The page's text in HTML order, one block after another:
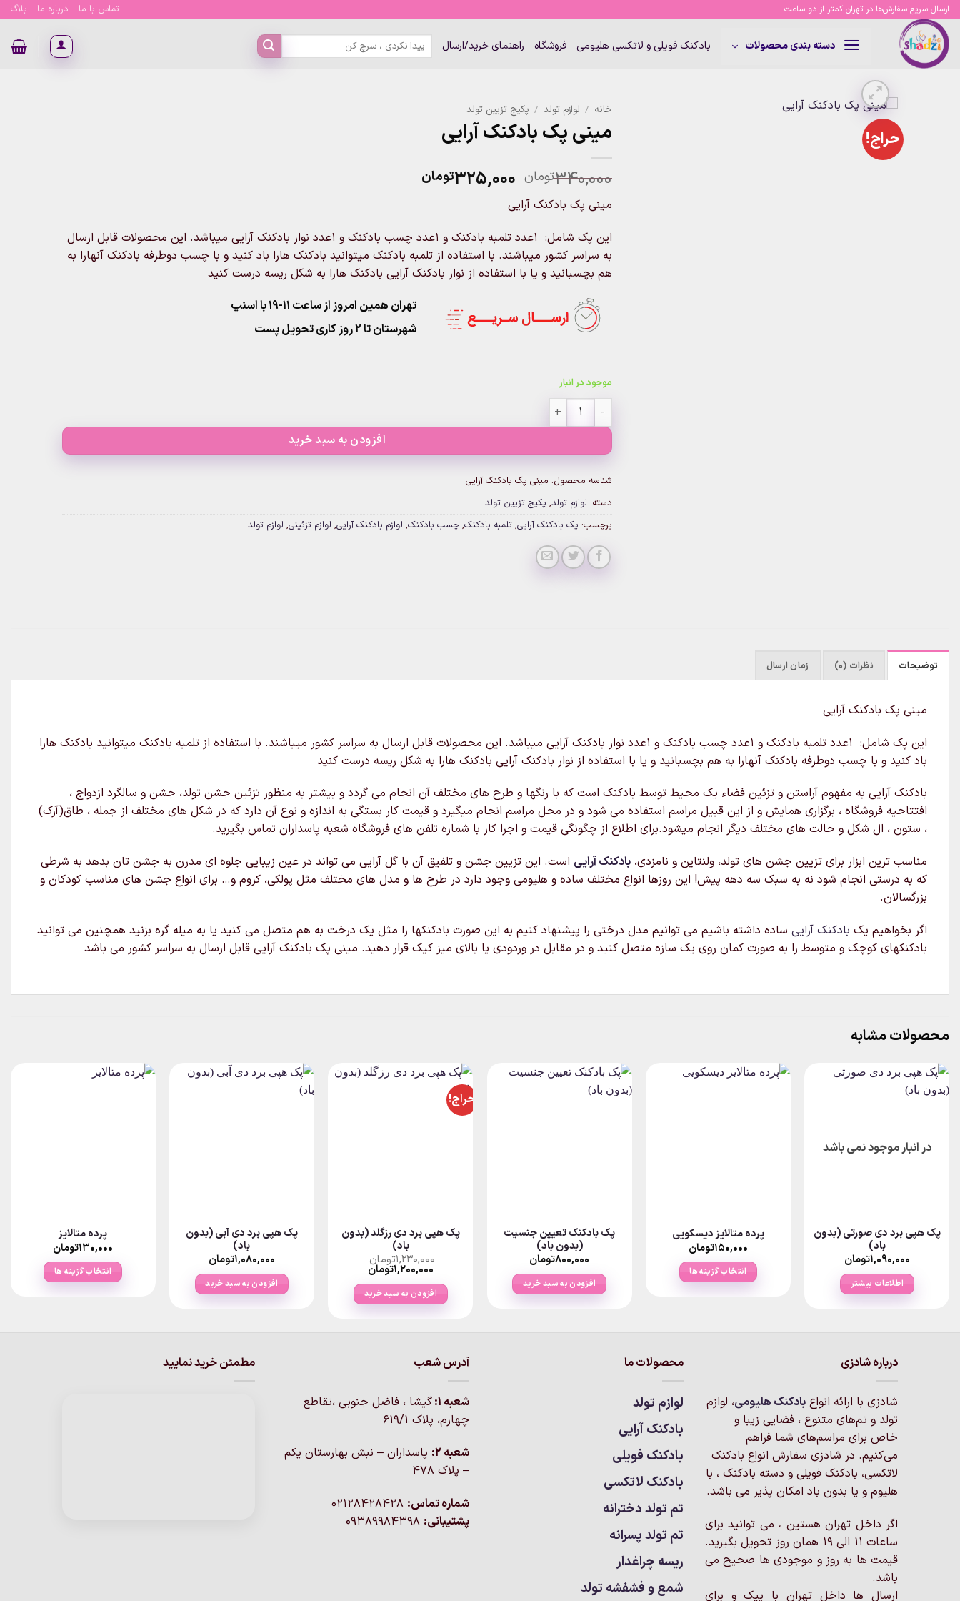
Skip
content
ارسال سریع سفارش‌ها در تهران کمتر از دو ساعت تماس با ما درباره ما بلاگ
دسته بندی محصولات بادکنک فویلی و لاتکسی هلیومی فروشگاه راهنمای خرید/ارسال
جستجو
برای:
حراج!
خانه / لوازم تولد / پکیج تزیین تولد
مینی پک بادکنک آرایی
۳۴۰,۰۰۰تومان قیمت
اصلی:
بود.
۳۲۵,۰۰۰تومان
مینی پک بادکنک آرایی
این پک شامل: 1عدد تلمبه بادکنک و 1عدد چسب بادکنک و 1عدد نوار بادکنک آرایی میباشد. این محصولات قابل ارسال
به سراسر کشور میباشند. با استفاده از تلمبه بادکنک میتوانید بادکنک هارا باد کنید و با چسب دوطرفه بادکنک آنهارا به
هم بچسبانید و یا با استفاده از نوار بادکنک آرایی بادکنک هارا به شکل ریسه درست کنید
تهران همین امروز از ساعت ۱۱-۱۹ با اسنپ
شهرستان تا 2 روز کاری تحویل پست
موجود در انبار
مینی پک بادکنک آرایی عدد
افزودن به سبد خرید
شناسه محصول: مینی پک بادکنک آرایی
دسته: لوازم تولد, پکیج تزیین تولد
برچسب: پک بادکنک آرایی, تلمبه بادکنک, چسب بادکنک, لوازم بادکنک آرایی, لوازم تزئینی, لوازم تولد
توضیحات نظرات (0) زمان ارسال
مینی پک بادکنک آرایی
این پک شامل: 1عدد تلمبه بادکنک و 1عدد چسب بادکنک و 1عدد نوار بادکنک آرایی میباشد. این محصولات قابل ارسال به سراسر کشور میباشند. با استفاده از تلمبه بادکنک میتوانید بادکنک هارا
باد کنید و با چسب دوطرفه بادکنک آنهارا به هم بچسبانید و یا با استفاده از نوار بادکنک آرایی بادکنک هارا به شکل ریسه درست کنید
بادکنک آرایی به مفهوم آراستن و تزئین فضاء یک محیط توسط بادکنک است که با رنگها و طرح های مختلف آن انجام می گردد و بیشتر به منظور تزئین جشن تولد، جشن و سالگرد ازدواج ،
افتتاحیه فروشگاه ، برگزاری همایش و از این قبیل مراسم استفاده می شود و در محل مراسم انجام میگیرد و قیمت کار بستگی به اندازه و نوع آن دارد که در شکل های مختلف از جمله ، طاق(آرک)
، ستون ، ال شکل و حالت های مختلف دیگر انجام میشود.برای اطلاع از چگونگی قیمت و اجرا کار با شماره تلفن های فروشگاه شعبه پاسداران تماس بگیرید.
مناسب ترین ابزار برای تزیین جشن های تولد، ولنتاین و نامزدی، بادکنک آرایی است. این تزیین جشن و تلفیق آن با گل آرایی می تواند در عین زیبایی جلوه ای مدرن به جشن تان بدهد به شرطی
که به درستی انجام شود نه به سبک سه دهه پیش! این روزها انواع مختلف ساده و هلیومی وجود دارد در طرح ها و مدل های مختلف مثل پولکی، کروم و… برای انواع جشن های مناسب کودکان و
بزرگسالان.
اگر بخواهیم یک بادکنک آرایی ساده داشته باشیم می توانیم مدل درختی را پیشنهاد کنیم به این صورت بادکنکها را مثل یک درخت به هم متصل می کنید یا به میله گره بزنید همچنین می توانید
بادکنکهای کوچک و متوسط را به صورت کمان روی یک سازه متصل کنید و در مقابل در وردودی یا بالای میز کیک قرار دهید. مینی پک بادکنک آرایی قابل ارسال به سراسر کشور می باشد
محصولات مشابه
در انبار موجود نمی باشد
پک هپی برد دی صورتی (بدون
باد)
۱,۰۹۰,۰۰۰تومان
اطلاعات بیشتر
پرده متالایز دیسکویی
۱۵۰,۰۰۰تومان
انتخاب گزینه ها
گزینه
است
در
صفحه
انتخاب
شوند
پک بادکنک تعیین جنسیت
(بدون باد)
۸۰۰,۰۰۰تومان
افزودن به سبد خرید
حراج!
پک هپی برد دی رزگلد (بدون
باد)
۱,۲۳۰,۰۰۰تومان
قیمت
اصلی:
۱,۲۳۰,۰۰۰تومان
بود.
۱,۲۰۰,۰۰۰تومان
۱,۲۰۰,۰۰۰تومان.افزودن به سبد خرید
پک هپی برد دی آبی (بدون
باد)
۱,۰۸۰,۰۰۰تومان
افزودن به سبد خرید
پرده متالایز
۱۳۰,۰۰۰تومان
انتخاب گزینه ها
درباره شادزی
شادزی با ارائه انواع بادکنک‌ هلیومی، لوازم
تولد و تم‌های متنوع ، فضایی زیبا و
خاص برای مراسم‌های شما فراهم
می‌کنیم. در شادزی سفارش انواع بادکنک
لاتکسی، بادکنک فویلی و دسته بادکنک ، با
هلیوم و یا بدون باد امکان پذیر می باشد.
اگر داخل تهران هستین ، می توانید برای
ساعات 11 الی 19 همان روز تحویل بگیرید.
قیمت ها به روز و موجودی ها صحیح می
باشد.
ارسال ها داخل تهران با پیک و برای
محصولات ما
لوازم تولد
بادکنک آرایی
بادکنک فویلی
بادکنک لاتکسی
تم تولد دخترانه
تم تولد پسرانه
ریسه چراغدار
شمع و فشفشه تولد
آدرس شعب
شعبه 1:
گيشا ، فاضل جنوبی ،تقاطع
چهارم، پلاک 619/1
شعبه 2:
پاسداران – نبش بهارستان یکم
– پلاک ۴۷۸
شماره تماس:
پشتیبانی:
مطمئن خرید نمایید